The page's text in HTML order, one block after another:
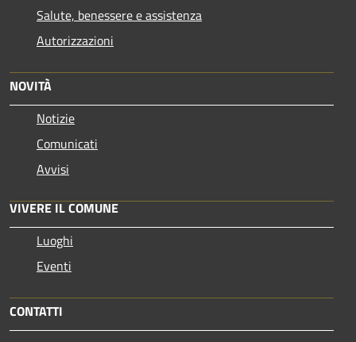
Salute, benessere e assistenza
Autorizzazioni
NOVITÀ
Notizie
Comunicati
Avvisi
VIVERE IL COMUNE
Luoghi
Eventi
CONTATTI